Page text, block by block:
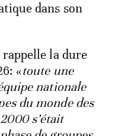
dans son
la dure
«toute une
nationale
du monde des
s’était